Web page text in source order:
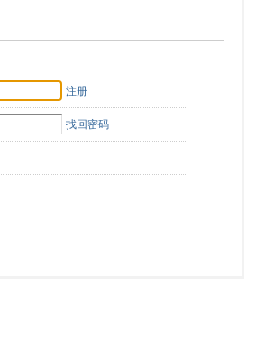
注册
找回密码